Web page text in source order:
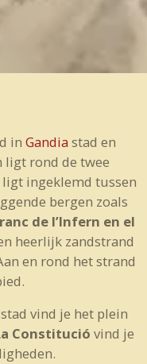
in Gandia stad en
ligt rond de twee
ligt ingeklemd tussen
bergen zoals
de l’Infern en el
heerlijk zandstrand
en rond het strand
vind je het plein
Constitució vind je